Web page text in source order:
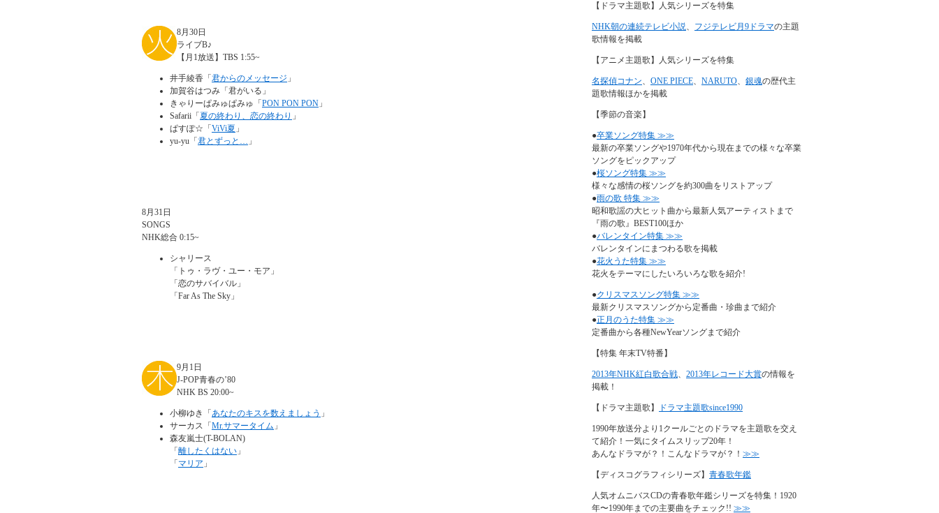
8月30日
ライブB♪
【月1放送】TBS 1:55~
井手綾香「 君からのメッセージ 」
加賀谷はつみ「君がいる」
きゃりーぱみゅぱみゅ「 PON PON PON 」
Safarii「 夏の終わり、恋の終わり 」
ぱすぽ☆「 ViVi夏 」
yu-yu「 君とずっと… 」
8月31日
SONGS
NHK総合 0:15~
シャリース
「トゥ・ラヴ・ユー・モア」
「恋のサバイバル」
「Far As The Sky」
9月1日
J-POP青春の’80
NHK BS 20:00~
小柳ゆき「 あなたのキスを数えましょう 」
サーカス「 Mr.サマータイム 」
森友嵐士(T-BOLAN)
「 離したくはない 」
「 マリア 」
【ドラマ主題歌】人気シリーズを特集
NHK朝の連続テレビ小説、 フジテレビ月9ドラマの主題
歌情報を掲載
【アニメ主題歌】人気シリーズを特集
名探偵コナン、 ONE PIECE、 NARUTO、 銀魂の歴代主
題歌情報ほかを掲載
【季節の音楽】
●卒業ソング特集 ≫≫
最新の卒業ソングや1970年代から現在までの様々な卒業
ソングをピックアップ
●桜ソング特集 ≫≫
様々な感情の桜ソングを約300曲をリストアップ
●雨の歌 特集 ≫≫
昭和歌謡の大ヒット曲から最新人気アーティストまで
『雨の歌』BEST100ほか
●バレンタイン特集 ≫≫
バレンタインにまつわる歌を掲載
●花火うた特集 ≫≫
花火をテーマにしたいろいろな歌を紹介!
●クリスマスソング特集 ≫≫
最新クリスマスソングから定番曲・珍曲まで紹介
●正月のうた特集 ≫≫
定番曲から各種NewYearソングまで紹介
【特集 年末TV特番】
2013年NHK紅白歌合戦、 2013年レコード大賞の情報を
掲載！
【ドラマ主題歌】 ドラマ主題歌since1990
1990年放送分より1クールごとのドラマを主題歌を交え
て紹介！一気にタイムスリップ20年！
あんなドラマが？！こんなドラマが？！ ≫≫
【ディスコグラフィシリーズ】 青春歌年鑑
人気オムニバスCDの青春歌年鑑シリーズを特集！1920
年〜1990年までの主要曲をチェック!! ≫≫